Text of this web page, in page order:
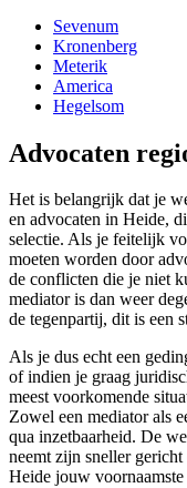
Sevenum
Kronenberg
Meterik
America
Hegelsom
Advocaten
Het is belangrijk dat je
en advocaten in Heide,
selectie. Als je feitelijk
moeten worden door
de conflicten die je niet
mediator is dan weer
de tegenpartij, dit is een
Als je dus echt een
of indien je graag
meest voorkomende
Zowel een mediator als
qua inzetbaarheid. De
neemt zijn sneller
Heide jouw